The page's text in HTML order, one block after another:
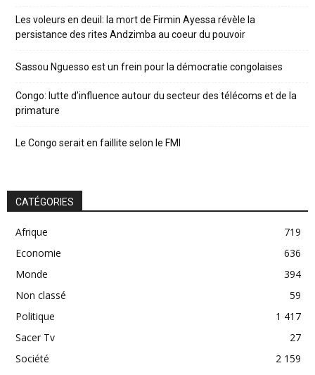
Les voleurs en deuil: la mort de Firmin Ayessa révèle la
persistance des rites Andzimba au coeur du pouvoir
Sassou Nguesso est un frein pour la démocratie congolaises
Congo: lutte d’influence autour du secteur des télécoms et de la
primature
Le Congo serait en faillite selon le FMI
CATÉGORIES
Afrique
719
Economie
636
Monde
394
Non classé
59
Politique
1 417
Sacer Tv
27
Société
2 159